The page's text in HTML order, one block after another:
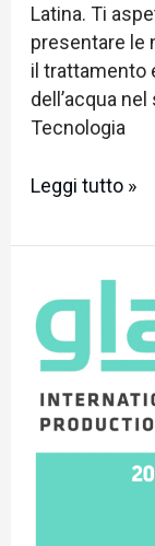
Latina. Ti
presentare le
il trattamento
dell’acqua
Tecnologia
Leggi tutto »
2022